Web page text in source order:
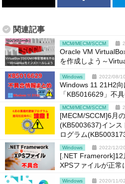
関連記事
MCM/MECM/SCCM
Oracle VM
を作成しよう～
Windows 2022/08/10
Windows 11 21H2
「KB5016629」不
MCM/MECM/SCCM
[MECM/SCCM]6月
(KB5003637)インス
ログラム
Windows 2022/12/20
[.NET Framerork]12
XPSファイルが正常
Windows 2020/11/02